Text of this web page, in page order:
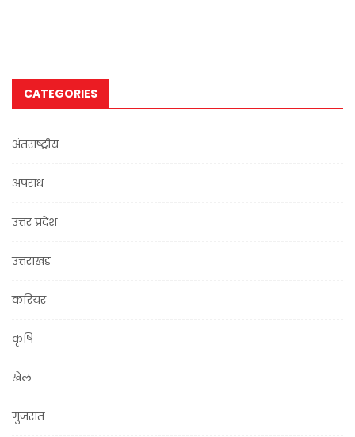
CATEGORIES
अंतराष्ट्रीय
अपराध
उत्तर प्रदेश
उत्तराखंड
करियर
कृषि
खेल
गुजरात